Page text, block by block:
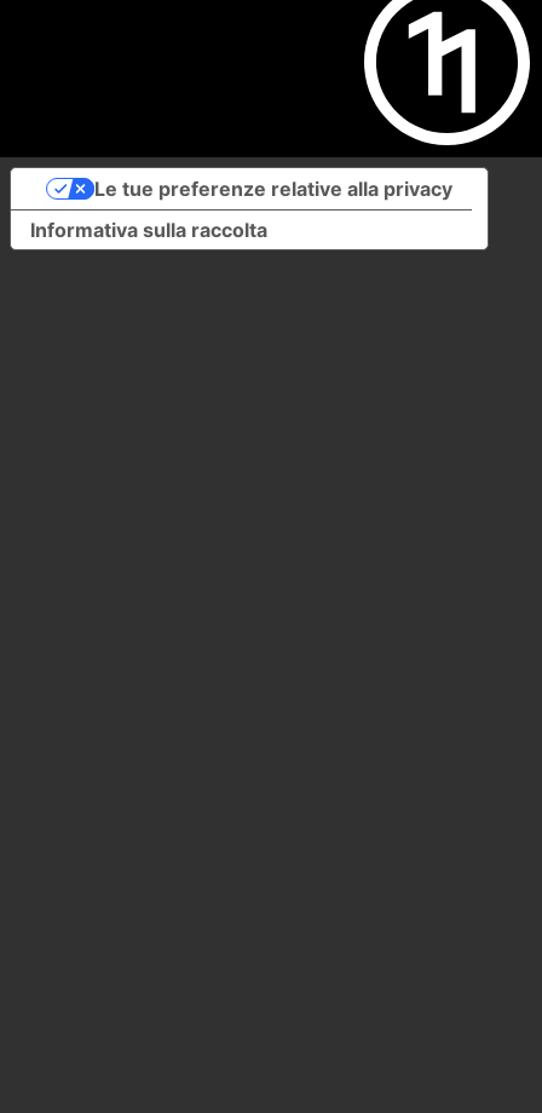
Informativa sulla raccolta
Le tue preferenze relative alla privacy